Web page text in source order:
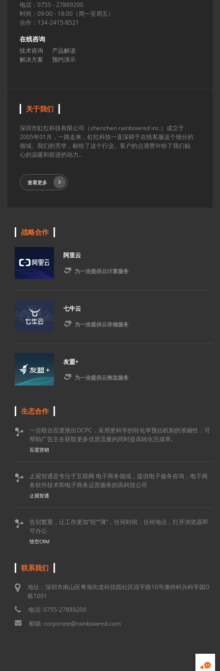
电话：0755 - 27889200
时间：09:00 - 18:00（周一至周五）
合作：134-2415-8521
在线咨询
技术咨询
产品解读
解决方案
预约演示
关于我们
深圳市虹红科技有限公司（shenzhen rainbowred inc.）成立于
2005年01月，一路走来，虹红科技一直深耕于在线客服这个细分的
领域。我们的芳华，献给了这个行业。客户的点滴赞许给了我们贴
心的温暖和前进的动力...
查看更多
战略合作
阿里云
 为一洽提供云计算服务
七牛云
 为一洽提供云存储服务
友盟+
 为一洽提供云推送服务
生态合作

一洽联合百度推出OCPC，采用更科学的转化率预估机制的准确性，可
帮助广告主在获取更多优质流量的同时提高转化完成率。
百度营销

止观智通是专注于互联网 电子商务领域，提供电子服务咨询，电子商
务软件技术和电子商务运营服务的高科技公司
止观智通

告别繁重，让工作更加“轻”“薄”，任何时间，任何地点，打开浏览器即
可办公
悟空CRM
联系我们
地址：深圳市南山区粤海街道科技园社区琼宇路10号澳特科兴科学园D
栋1001
电话: 0755-27889200
邮箱: corporate@rainbowred.com
